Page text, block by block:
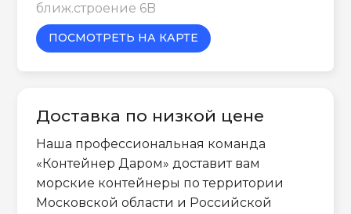
ближ.строение 6B
ПОСМОТРЕТЬ НА КАРТЕ
Доставка по низкой цене
Наша профессиональная команда
«Контейнер Даром» доставит вам
морские контейнеры по территории
Московской области и Российской